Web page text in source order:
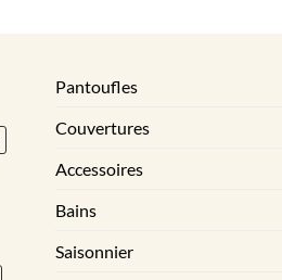
Pantoufles
Couvertures
Accessoires
Bains
Saisonnier